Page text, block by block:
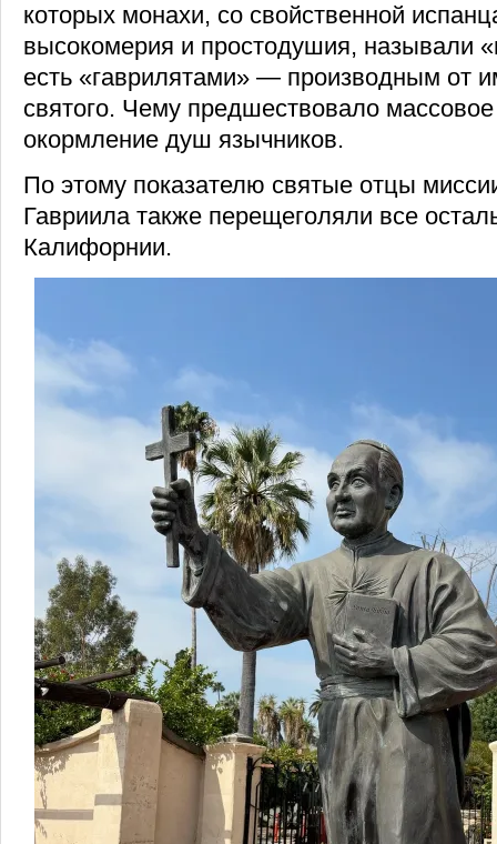
которых монахи, со свойственной
высокомерия и простодушия, называли
есть «гаврилятами» — производным от
святого. Чему предшествовало
окормление душ язычников.
По этому показателю святые отцы
Гавриила также перещеголяли все
Калифорнии.